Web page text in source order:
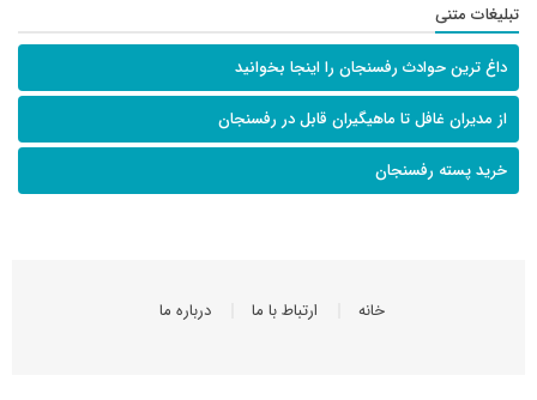
تبلیغات متنی
داغ ترین حوادث رفسنجان را اینجا بخوانید
از مدیران غافل تا ماهیگیران قابل در رفسنجان
خرید پسته رفسنجان
خانه ارتباط با ما درباره ما